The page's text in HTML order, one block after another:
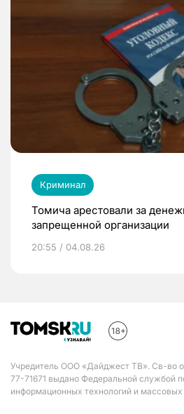
Криминал
Томича арестовали за
запрещенной организации
20:55 / 04.08.26
Учредитель ООО «Дайджест ТВ». Св-
77-71671 выдано Федеральной службой
информационных технологий и массовых